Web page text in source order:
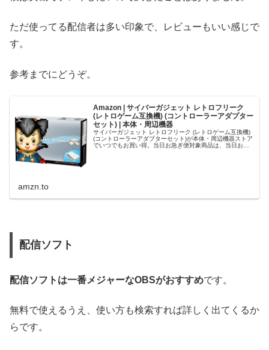
ただ使ってる配信者は多い印象で、レビューもいい感じで
す。
参考までにどうぞ。
Amazon | サイバーガジェット レトロフリーク
(レトロゲーム互換機) (コントローラーアダプター
セット) | 本体・周辺機器
サイバーガジェット レトロフリーク (レトロゲーム互換機)
(コントローラーアダプターセット)が本体・周辺機器ストア
でいつでもお買い得。当日お急ぎ便対象商品は、当日お届
amzn.to
配信ソフト
配信ソフトは一番メジャーなOBSがおすすめです。
無料で使えるうえ、使い方も検索すれば詳しく出てくるか
らです。